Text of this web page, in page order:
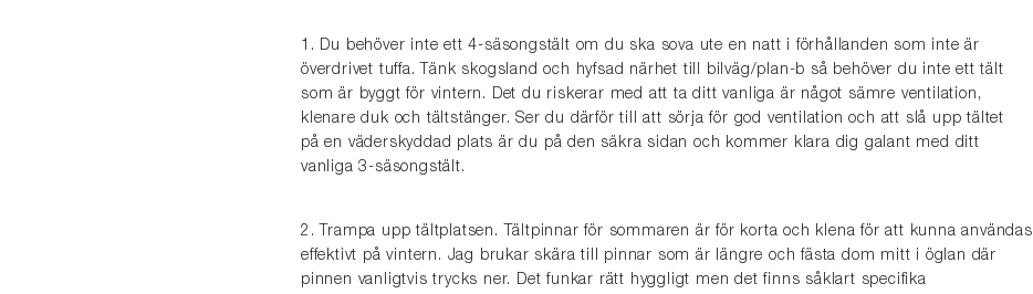
1. Du behöver inte ett 4-säsongstält om du ska sova ute en natt i förhållanden som inte är
överdrivet tuffa. Tänk skogsland och hyfsad närhet till bilväg/plan-b så behöver du inte ett tält
som är byggt för vintern. Det du riskerar med att ta ditt vanliga är något sämre ventilation,
klenare duk och tältstänger. Ser du därför till att sörja för god ventilation och att slå upp tältet
på en väderskyddad plats är du på den säkra sidan och kommer klara dig galant med ditt
vanliga 3-säsongstält.
2. Trampa upp tältplatsen. Tältpinnar för sommaren är för korta och klena för att kunna användas
effektivt på vintern. Jag brukar skära till pinnar som är längre och fästa dom mitt i öglan där
pinnen vanligtvis trycks ner. Det funkar rätt hyggligt men det finns såklart specifika